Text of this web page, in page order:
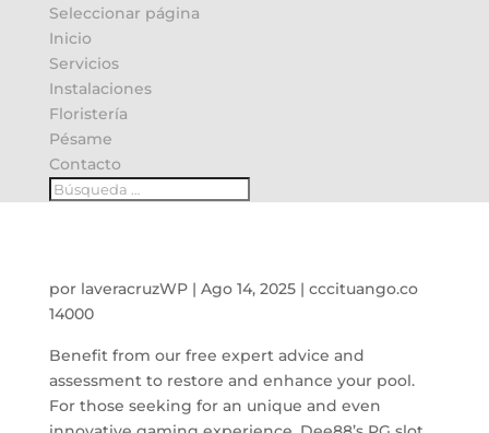
Seleccionar página
Inicio
Servicios
Instalaciones
Floristería
Pésame
Contacto
por laveracruzWP| Ago 14, 2025| cccituango.co
14000
Benefit from our free expert advice and
assessment to restore and enhance your pool.
For those seeking for an unique and even